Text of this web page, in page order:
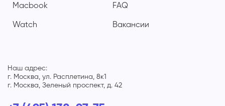
Macbook
Watch
FAQ
Вакансии
Наш адрес:
г. Москва, ул. Расплетина, 8к1
г. Москва, Зеленый проспект, д. 42